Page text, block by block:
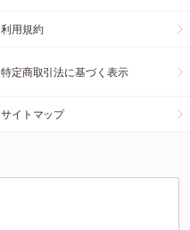
利用規約
特定商取引法に基づく表示
サイトマップ